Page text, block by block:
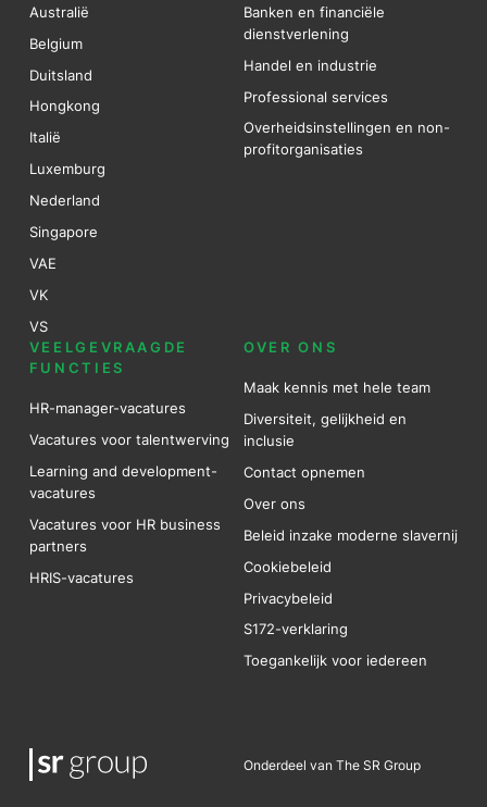
Australië
Belgium
Duitsland
Hongkong
Italië
Luxemburg
Nederland
Singapore
VAE
VK
VS
Banken en financiële
dienstverlening
Handel en industrie
Professional services
Overheidsinstellingen en non-
profitorganisaties
VEELGEVRAAGDE
FUNCTIES
HR-manager-vacatures
Vacatures voor talentwerving
Learning and development-
vacatures
Vacatures voor HR business
partners
HRIS-vacatures
OVER ONS
Maak kennis met hele team
Diversiteit, gelijkheid en
inclusie
Contact opnemen
Over ons
Beleid inzake moderne slavernij
Cookiebeleid
Privacybeleid
S172-verklaring
Toegankelijk voor iedereen
Onderdeel van The SR Group